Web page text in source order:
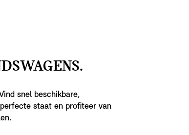
snel beschikbare,
staat en profiteer van